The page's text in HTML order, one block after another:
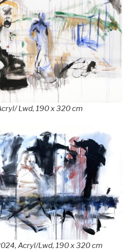
Lwd, 190 x 320 cm
Acryl/Lwd, 190 x 320 cm